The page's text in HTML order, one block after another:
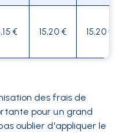
€ 15,20 € 15,20 €
des frais de
pour un grand
oublier d'appliquer le